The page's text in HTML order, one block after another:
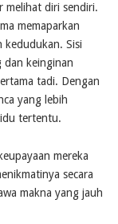
melihat diri sendiri.
memaparkan
kedudukan. Sisi
dan keinginan
tadi. Dengan
yang lebih
tertentu.
mereka
secara
makna yang jauh